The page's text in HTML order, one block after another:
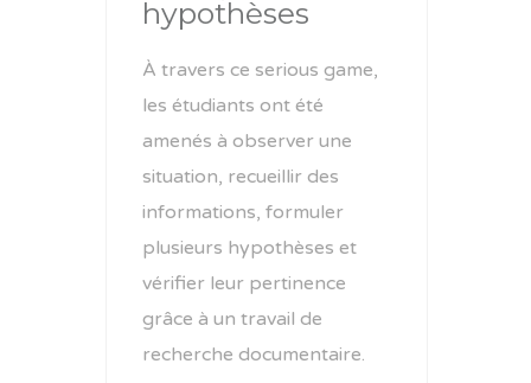
hypothèses
À travers ce serious game,
les étudiants ont été
amenés à observer une
situation, recueillir des
informations, formuler
plusieurs hypothèses et
vérifier leur pertinence
grâce à un travail de
recherche documentaire.